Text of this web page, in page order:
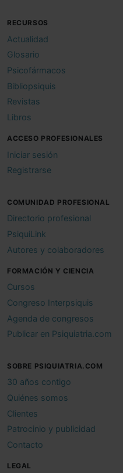
RECURSOS
Actualidad
Glosario
Psicofármacos
Bibliopsiquis
Revistas
Libros
ACCESO PROFESIONALES
Iniciar sesión
Registrarse
COMUNIDAD PROFESIONAL
Directorio profesional
PsiquiLink
Autores y colaboradores
FORMACIÓN Y CIENCIA
Cursos
Congreso Interpsiquis
Agenda de congresos
Publicar en Psiquiatria.com
SOBRE PSIQUIATRIA.COM
30 años contigo
Quiénes somos
Clientes
Patrocinio y publicidad
Contacto
LEGAL